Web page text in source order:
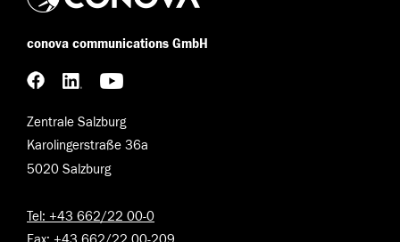
conova communications GmbH
Zentrale Salzburg
Karolingerstraße 36a
5020 Salzburg
Tel: +43 662/22 00-0